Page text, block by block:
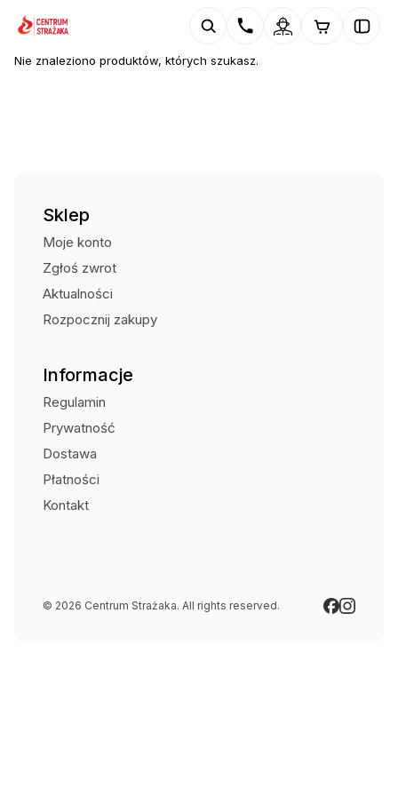
Nie znaleziono produktów, których szukasz.
Sklep
Moje konto
Zgłoś zwrot
Aktualności
Rozpocznij zakupy
Informacje
Regulamin
Prywatność
Dostawa
Płatności
Kontakt
© 2026 Centrum Strażaka. All rights reserved.